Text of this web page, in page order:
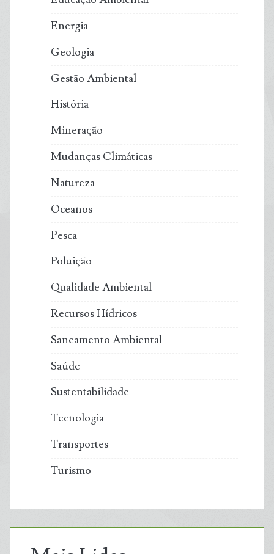
Energia
Geologia
Gestão Ambiental
História
Mineração
Mudanças Climáticas
Natureza
Oceanos
Pesca
Poluição
Qualidade Ambiental
Recursos Hídricos
Saneamento Ambiental
Saúde
Sustentabilidade
Tecnologia
Transportes
Turismo